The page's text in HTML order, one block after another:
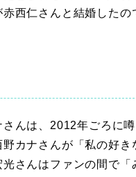
西仁さんと結婚したの
んは、2012年ごろに
カナさんが「私の好
さんはファンの間で